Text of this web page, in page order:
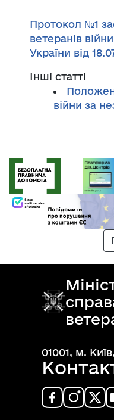
Протокол №1
ветеранів
України від
Інші статті
війни за
01001, м.